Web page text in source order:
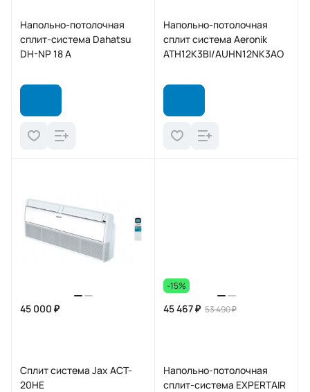
Напольно-потолочная
сплит-система Dahatsu
DH-NP 18 А
Напольно-потолочная
сплит система Aeronik
ATH12K3BI/AUHN12NK3AO
45 000 ₽
Сплит система Jax ACT-
20HE
-15%
45 467 ₽ 53 490 ₽
Напольно-потолочная
сплит-система EXPERTAIR